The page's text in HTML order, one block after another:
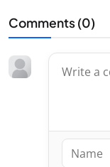
Comments (0)